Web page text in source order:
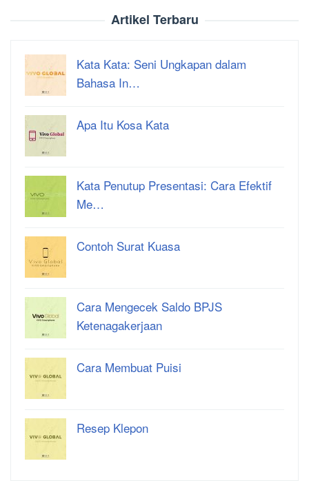
Artikel Terbaru
Kata Kata: Seni Ungkapan dalam
Bahasa In…
Apa Itu Kosa Kata
Kata Penutup Presentasi: Cara Efektif
Me…
Contoh Surat Kuasa
Cara Mengecek Saldo BPJS
Ketenagakerjaan
Cara Membuat Puisi
Resep Klepon